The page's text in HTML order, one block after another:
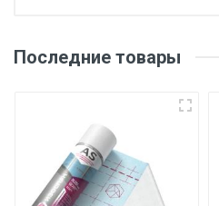
Последние товары